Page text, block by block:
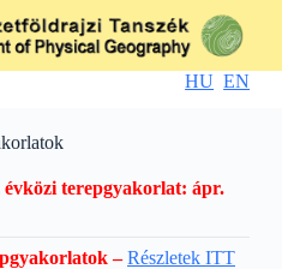
HU EN
évközi terepgyakorlat: ápr.
– Részletek ITT